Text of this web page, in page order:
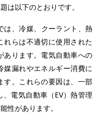
は以下のとおりです。
は、冷媒、クーラント、熱
れらは不適切に使用された
あります。電気自動車への
媒漏れやエネルギー消費に
す。これらの要因は、一部
電気自動車（EV）熱管理
性があります。